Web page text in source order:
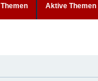
Aktive Themen